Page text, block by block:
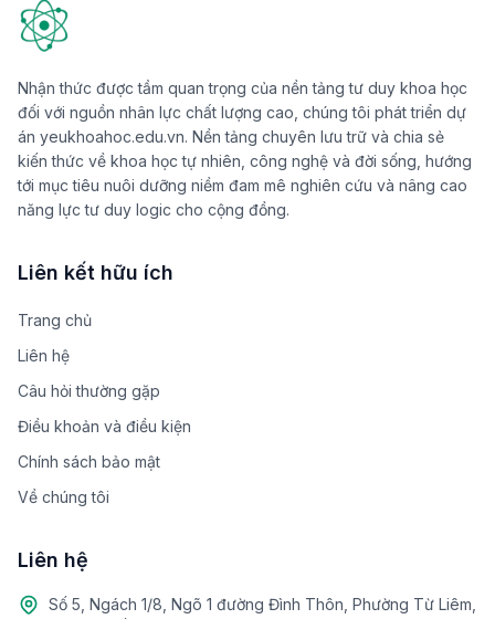
Nhận thức được tầm quan trọng của nền tảng tư duy khoa học
đối với nguồn nhân lực chất lượng cao, chúng tôi phát triển dự
án yeukhoahoc.edu.vn. Nền tảng chuyên lưu trữ và chia sẻ
kiến thức về khoa học tự nhiên, công nghệ và đời sống, hướng
tới mục tiêu nuôi dưỡng niềm đam mê nghiên cứu và nâng cao
năng lực tư duy logic cho cộng đồng.
Liên kết hữu ích
Trang chủ
Liên hệ
Câu hỏi thường gặp
Điều khoản và điều kiện
Chính sách bảo mật
Về chúng tôi
Liên hệ
Số 5, Ngách 1/8, Ngõ 1 đường Đình Thôn, Phường Từ Liêm,